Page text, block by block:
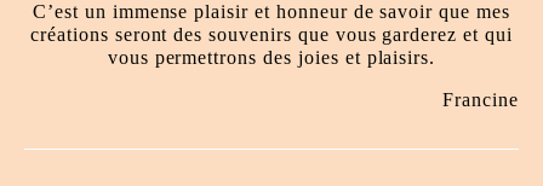
C’est un immense plaisir et honneur de savoir que mes
créations seront des souvenirs que vous garderez et qui
vous permettrons des joies et plaisirs.
Francine